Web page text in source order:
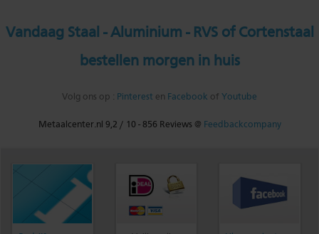
Vandaag Staal - Aluminium - RVS of Cortenstaal
bestellen morgen in huis
Volg ons op : Pinterest en Facebook of Youtube
Metaalcenter.nl 9,2 / 10 -856 Reviews @ Feedbackcompany